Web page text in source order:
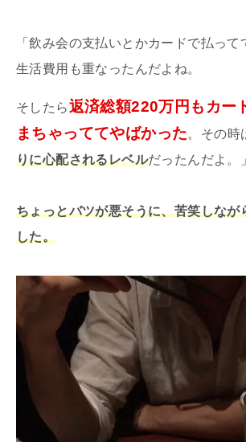
「飲み会の支払いとかカードで払っ
生活費用も重なったんだよね。
そしたら返済総額220万円もカー
まちゃっててやばかった。その時
りに心配されるレベルだったんだよ。」
ちょっとバツが悪そうに、苦笑しなが
した。